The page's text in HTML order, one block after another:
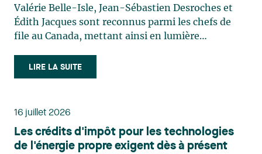
Valérie Belle-Isle, Jean-Sébastien Desroches et
Édith Jacques sont reconnus parmi les chefs de
file au Canada, mettant ainsi en lumière
le domaine du droit des technologies. Valérie
Belle-Isle est associée au sein du groupe de droit
principalement sur le droit de l’environnement,
du territoire. Elle conseille et représente une
clientèle publique et privée dans le cadre d’enjeux
LIRE LA SUITE
16 juillet 2026
Les crédits d'impôt pour les technologies
de l'énergie propre exigent dès à présent